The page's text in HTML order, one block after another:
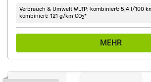
Verbrauch & Umwelt WLTP: kombiniert: 5,4 l/100
kombiniert: 121 g/km CO2*
MEHR